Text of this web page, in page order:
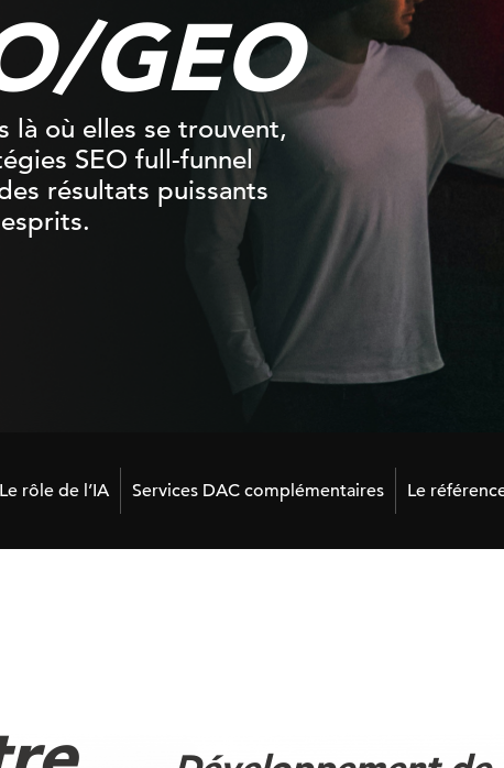
GEO
là où elles se trouvent,
SEO full-funnel
résultats puissants
Le rôle de l’IA Services DAC complémentaires Le